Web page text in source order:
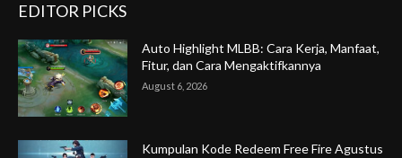
EDITOR PICKS
Auto Highlight MLBB: Cara Kerja, Manfaat,
Fitur, dan Cara Mengaktifkannya
August 6, 2026
Kumpulan Kode Redeem Free Fire Agustus